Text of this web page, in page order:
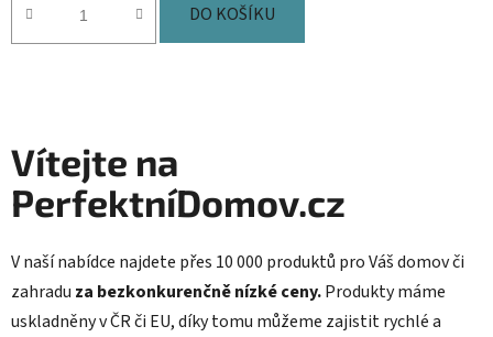
DO KOŠÍKU
Vítejte na
PerfektníDomov.cz
V naší nabídce najdete přes 10 000 produktů pro Váš domov či
zahradu za bezkonkurenčně nízké ceny.Produkty máme
uskladněny v ČR či EU, díky tomu můžeme zajistit rychlé a